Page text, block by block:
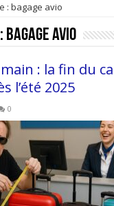
: bagage avio
bagage avio
: la fin du
l’été 2025
0